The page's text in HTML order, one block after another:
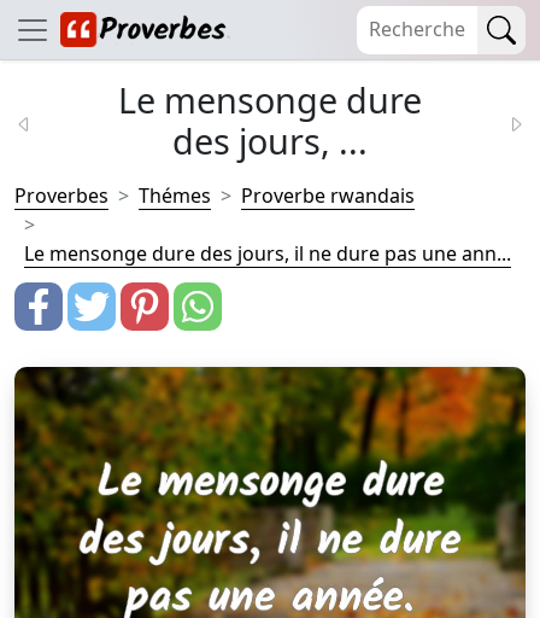
Le mensonge dure
des jours, ...
Proverbes Thémes Proverbe rwandais
Le mensonge dure des jours, il ne dure pas une ann...